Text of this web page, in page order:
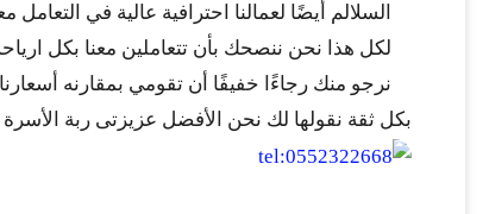
السلالم أيضًا لعمالنا احترافية عالية في
لكل هذا نحن ننصحك بأن تتعاملين معنا بكل
نرجو منك رجاءًا خفيفًا أن تقومي بمقارنه
بكل ثقة نقولها لك نحن الأفضل عزيزتى ربة